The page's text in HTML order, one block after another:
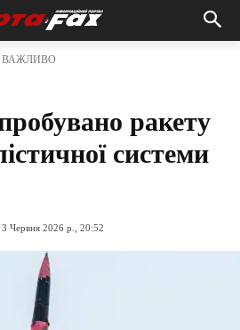
ВАЖЛИВО
ракету
системи
3 Червня 2026 р., 20:52